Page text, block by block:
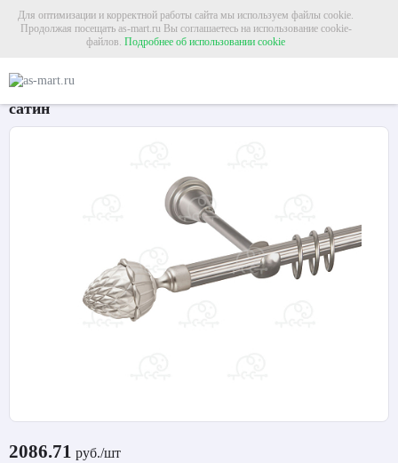
Для оптимизации и корректной работы сайта мы используем файлы cookie.
Продолжая посещать as-mart.ru Вы соглашаетесь на использование cookie-
файлов. Подробнее об использовании cookie
Карниз для штор однорядный «Шишка» Ø16Р
сатин
2086.71 руб./шт